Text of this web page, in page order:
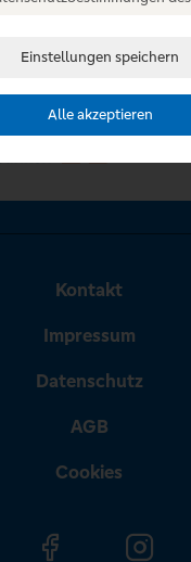
mit
Kontakt
Impressum
Datenschutz
AGB
Cookies
Einstellungen speichern
Alle akzeptieren